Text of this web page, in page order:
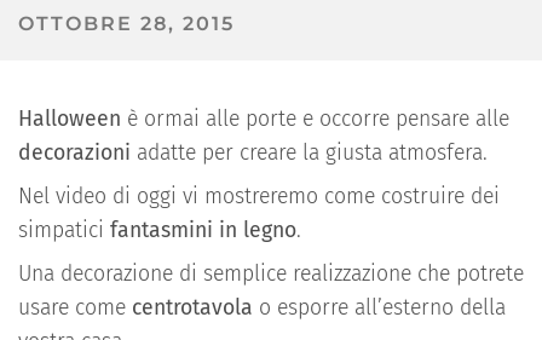
OTTOBRE 28, 2015
Halloween è ormai alle porte e occorre pensare alle
decorazioni adatte per creare la giusta atmosfera.
Nel video di oggi vi mostreremo come costruire dei
simpatici fantasmini in legno.
Una decorazione di semplice realizzazione che potrete
usare come centrotavola o esporre all’esterno della